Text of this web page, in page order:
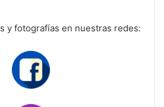
y fotografías en nuestras redes: